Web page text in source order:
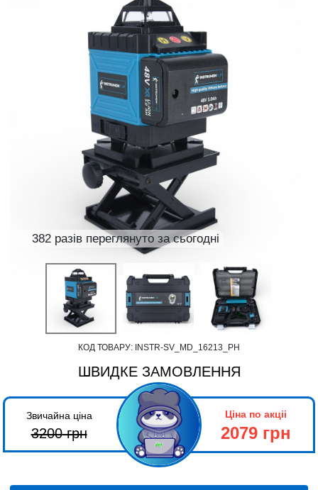
382 разів переглянуто за сьогодні
КОД ТОВАРУ: INSTR-SV_MD_16213_PH
ШВИДКЕ ЗАМОВЛЕННЯ
Звичайна ціна
3200грн
Ціна по акціі
2079 грн